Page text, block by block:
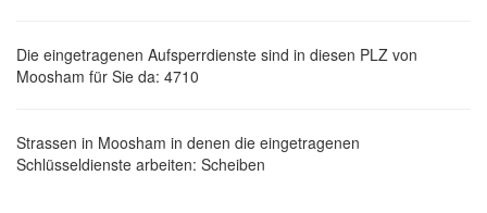
Die eingetragenen Aufsperrdienste sind in diesen PLZ von
Moosham für Sie da: 4710
Strassen in Moosham in denen die eingetragenen
Schlüsseldienste arbeiten: Scheiben